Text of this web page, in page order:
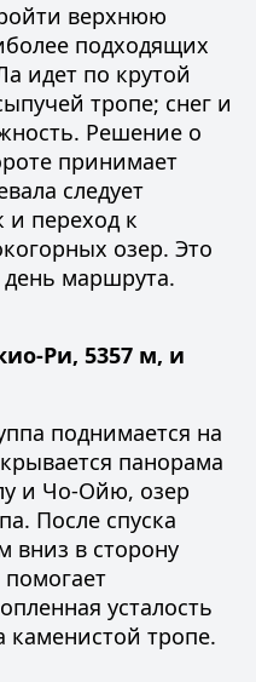
верхнюю
подходящих
идет по крутой
тропе; снег и
Решение о
принимает
следует
и переход к
озер. Это
маршрута.
Ри, 5357 м, и
поднимается на
панорама
и Чо-Ойю, озер
После спуска
вниз в сторону
усталость
каменистой тропе.